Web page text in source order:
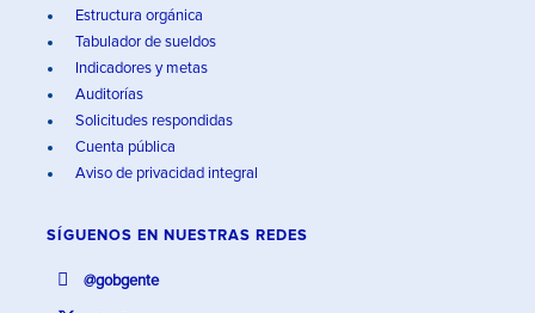
Estructura orgánica
Tabulador de sueldos
Indicadores y metas
Auditorías
Solicitudes respondidas
Cuenta pública
Aviso de privacidad integral
SÍGUENOS EN NUESTRAS REDES
@gobgente